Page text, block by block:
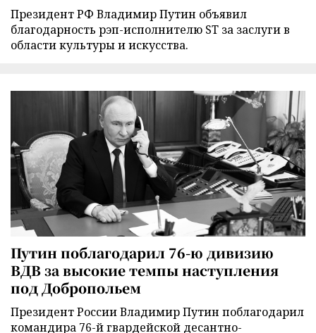
Президент РФ Владимир Путин объявил
благодарность рэп-исполнителю ST за заслуги в
области культуры и искусства.
Путин поблагодарил 76-ю дивизию
ВДВ за высокие темпы наступления
под Добропольем
Президент России Владимир Путин поблагодарил
командира 76-й гвардейской десантно-